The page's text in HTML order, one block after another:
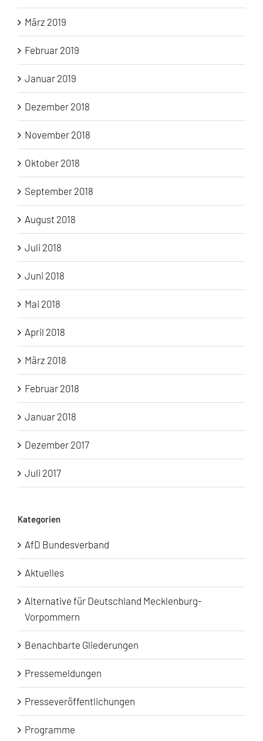
März 2019
Februar 2019
Januar 2019
Dezember 2018
November 2018
Oktober 2018
September 2018
August 2018
Juli 2018
Juni 2018
Mai 2018
April 2018
März 2018
Februar 2018
Januar 2018
Dezember 2017
Juli 2017
Kategorien
AfD Bundesverband
Aktuelles
Alternative für Deutschland Mecklenburg-
Vorpommern
Benachbarte Gliederungen
Pressemeldungen
Presseveröffentlichungen
Programme